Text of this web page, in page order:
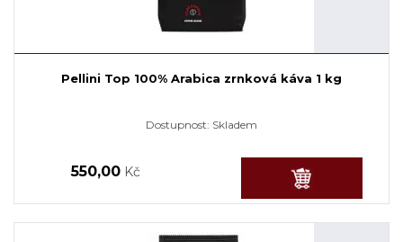
Pellini Top 100% Arabica zrnková káva 1 kg
Dostupnost: Skladem
550,00 Kč